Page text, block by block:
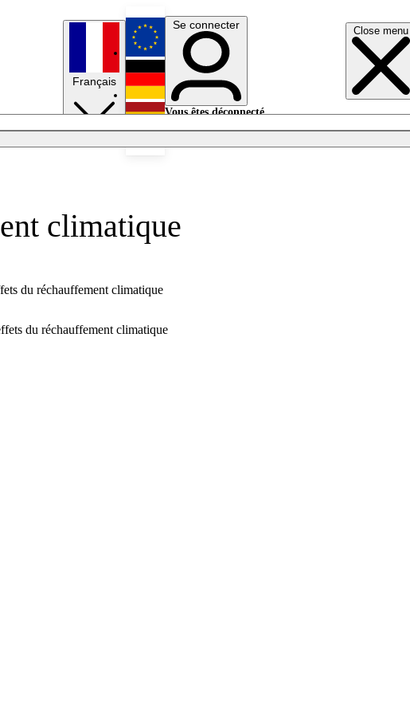
Close menu
Français
English
Deutsch
Se connecter
Vous êtes déconnecté.
climatique
du réchauffement climatique
du réchauffement climatique